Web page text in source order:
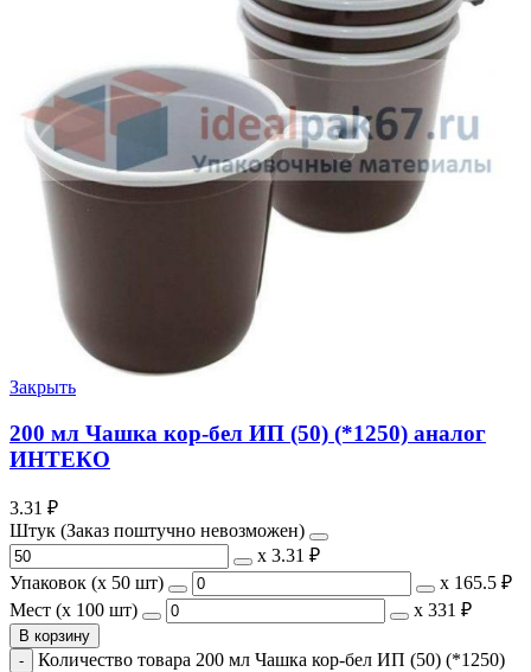
Закрыть
200 мл Чашка кор-бел ИП (50) (*1250) аналог
ИНТЕКО
3.31 ₽
Штук (Заказ поштучно невозможен)
х 3.31 ₽
Упаковок (x 50 шт)
х 165.5 ₽
Мест (x 100 шт)
х 331 ₽
В корзину
Количество товара 200 мл Чашка кор-бел ИП (50) (*1250)